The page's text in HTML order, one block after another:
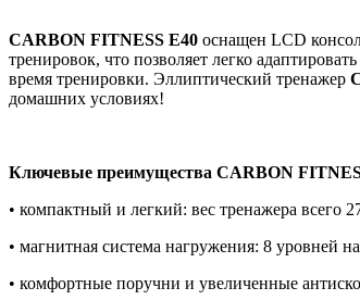
CARBON FITNESS E40 оснащен LCD
тренировок, что позволяет легко
время тренировки. Эллиптический тренажер
домашних условиях!
Ключевые преимущества CARBON
• компактный и легкий: вес тренажера всего
• магнитная система нагружения: 8 уровней
• комфортные поручни и увеличенные